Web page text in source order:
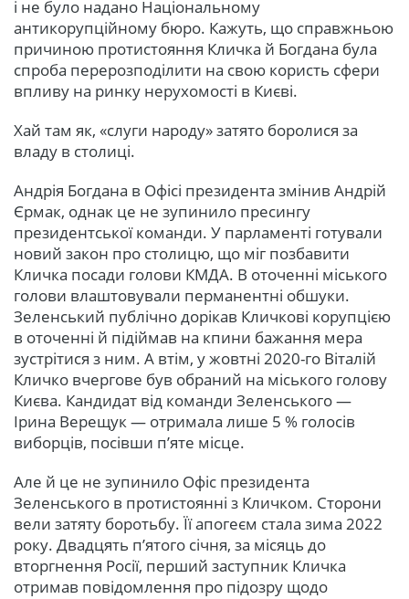
і не було надано Національному
антикорупційному бюро. Кажуть, що справжньою
причиною протистояння Кличка й Богдана була
спроба перерозподілити на свою користь сфери
впливу на ринку нерухомості в Києві.
Хай там як, «слуги народу» затято боролися за
владу в столиці.
Андрія Богдана в Офісі президента змінив Андрій
Єрмак, однак це не зупинило пресингу
президентської команди. У парламенті готували
новий закон про столицю, що міг позбавити
Кличка посади голови КМДА. В оточенні міського
голови влаштовували перманентні обшуки.
Зеленський публічно дорікав Кличкові корупцією
в оточенні й підіймав на кпини бажання мера
зустрітися з ним. А втім, у жовтні 2020-го Віталій
Кличко вчергове був обраний на міського голову
Києва. Кандидат від команди Зеленського —
Ірина Верещук — отримала лише 5 % голосів
виборців, посівши п’яте місце.
Але й це не зупинило Офіс президента
Зеленського в протистоянні з Кличком. Сторони
вели затяту боротьбу. Її апогеєм стала зима 2022
року. Двадцять п’ятого січня, за місяць до
вторгнення Росії, перший заступник Кличка
отримав повідомлення про підозру щодо